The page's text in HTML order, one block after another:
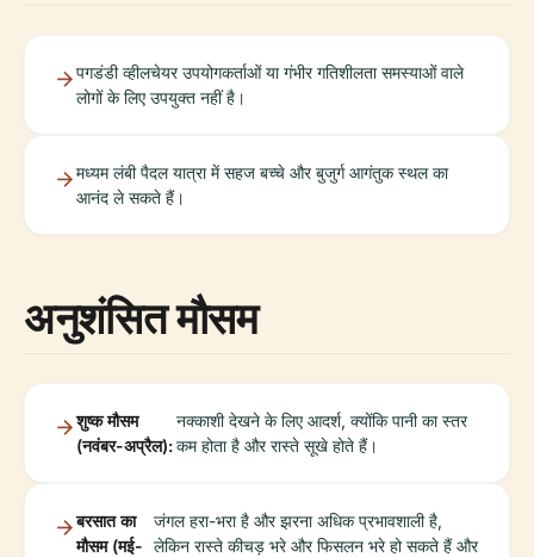
पगडंडी व्हीलचेयर उपयोगकर्ताओं या गंभीर गतिशीलता समस्याओं वाले
लोगों के लिए उपयुक्त नहीं है।
मध्यम लंबी पैदल यात्रा में सहज बच्चे और बुजुर्ग आगंतुक स्थल का
आनंद ले सकते हैं।
अनुशंसित मौसम
शुष्क मौसम
(नवंबर-अप्रैल):
नक्काशी देखने के लिए आदर्श, क्योंकि पानी का स्तर
कम होता है और रास्ते सूखे होते हैं।
बरसात का
मौसम (मई-
जंगल हरा-भरा है और झरना अधिक प्रभावशाली है,
लेकिन रास्ते कीचड़ भरे और फिसलन भरे हो सकते हैं और